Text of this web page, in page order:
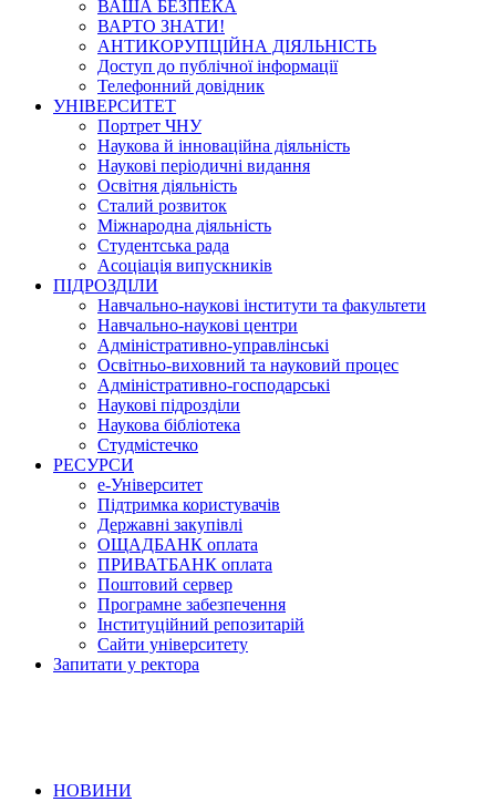
ВАША БЕЗПЕКА
ВАРТО ЗНАТИ!
АНТИКОРУПЦІЙНА ДІЯЛЬНІСТЬ
Доступ до публічної інформації
Телефонний довідник
УНІВЕРСИТЕТ
Портрет ЧНУ
Наукова й інноваційна діяльність
Наукові періодичні видання
Освітня діяльність
Сталий розвиток
Міжнародна діяльність
Студентська рада
Асоціація випускників
ПІДРОЗДІЛИ
Навчально-наукові інститути та факультети
Навчально-наукові центри
Адміністративно-управлінські
Освітньо-виховний та науковий процес
Адміністративно-господарські
Наукові підрозділи
Наукова бібліотека
Студмістечко
РЕСУРСИ
е-Університет
Підтримка користувачів
Державні закупівлі
ОЩАДБАНК оплата
ПРИВАТБАНК оплата
Поштовий сервер
Програмне забезпечення
Інституційний репозитарій
Сайти університету
Запитати у ректора
НОВИНИ